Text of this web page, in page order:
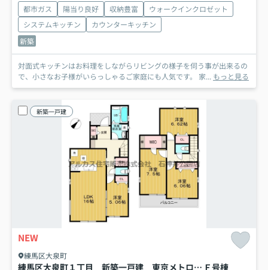
都市ガス 陽当り良好 収納豊富
ウォークインクロゼット
システムキッチン
カウンターキッチン
新築
対面式キッチンはお料理をしながらリビングの様子を伺う事が出来るの
で、小さなお子様がいらっしゃるご家庭にも人気です。 家... もっと見る
新築一戸建
NEW
練馬区大泉町
練馬区大泉町１丁目 新築一戸建 東京メトロ有楽町線・副都心線 地下鉄成増 Ｆ号棟